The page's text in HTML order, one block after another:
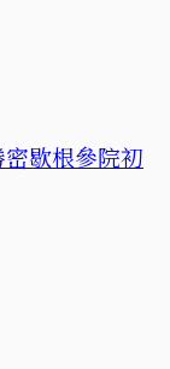
歇根參院初